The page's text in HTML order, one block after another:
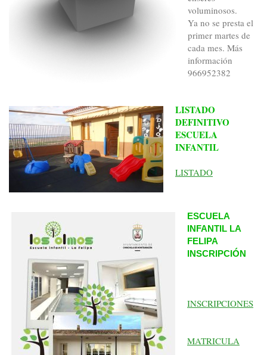
voluminosos.
Ya no se presta el
primer martes de
cada mes. Más
información
966952382
LISTADO
DEFINITIVO
ESCUELA
INFANTIL
LISTADO
ESCUELA
INFANTIL LA
FELIPA
INSCRIPCIÓN
INSCRIPCIONES
MATRICULA